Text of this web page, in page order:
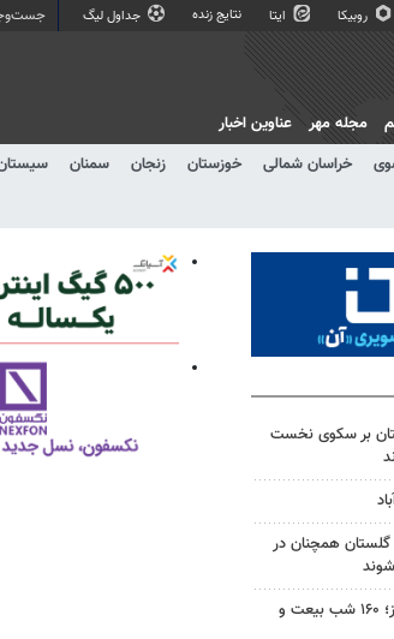
روبیکا ایتا نتایج زنده جداول لیگ
خراسان شمالی خوزستان زنجان سمنان
مجله مهر عناوین اخبار
بر سکوی نخست
گلستان همچنان در
تداوم حماسه شبانه تبریز؛ ۱۶۰ شب بیعت و